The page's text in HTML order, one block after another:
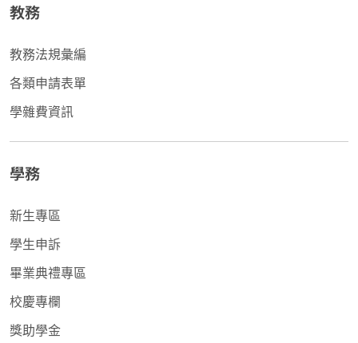
教務
教務法規彙編
各類申請表單
學雜費資訊
學務
新生專區
學生申訴
畢業典禮專區
校慶專欄
獎助學金